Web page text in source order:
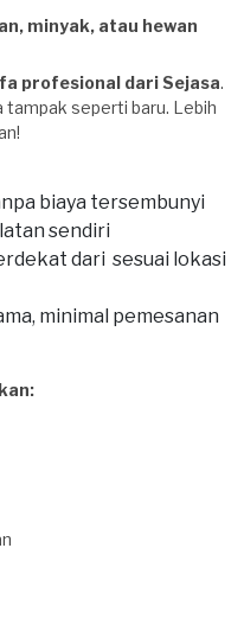
minyak, atau hewan
profesional dari Sejasa.
tampak seperti baru. Lebih
biaya tersembunyi
sendiri
dari sesuai lokasi
minimal pemesanan